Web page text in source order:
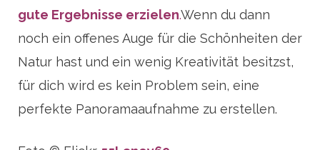
gute Ergebnisse erzielen.Wenn du dann
noch ein offenes Auge für die Schönheiten der
Natur hast und ein wenig Kreativität besitzst,
für dich wird es kein Problem sein, eine
perfekte Panoramaaufnahme zu erstellen.